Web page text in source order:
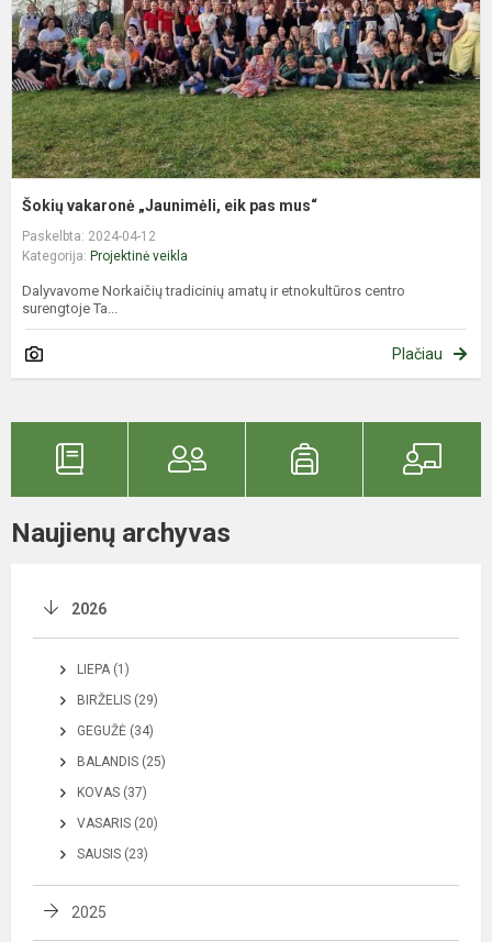
Šokių vakaronė „Jaunimėli, eik pas mus“
Paskelbta: 2024-04-12
Kategorija: Projektinė veikla
Dalyvavome Norkaičių tradicinių amatų ir etnokultūros centro
surengtoje Ta...
Plačiau
Naujienų archyvas
2026
LIEPA (1)
BIRŽELIS (29)
GEGUŽĖ (34)
BALANDIS (25)
KOVAS (37)
VASARIS (20)
SAUSIS (23)
2025